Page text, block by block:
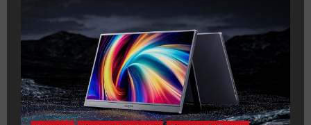
воздух:
Li
представляет
новый
корпус
Vector
V100R
с
ARGB-
подсветкой